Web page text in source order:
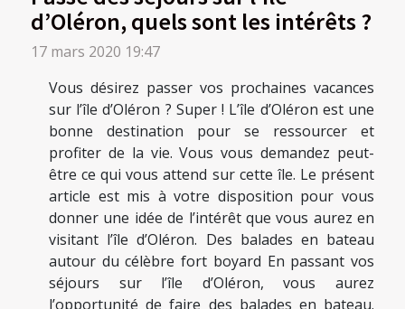
d’Oléron, quels sont les intérêts ?
17 mars 2020 19:47
Vous désirez passer vos prochaines vacances
sur l’île d’Oléron ? Super ! L’île d’Oléron est une
bonne destination pour se ressourcer et
profiter de la vie. Vous vous demandez peut-
être ce qui vous attend sur cette île. Le présent
article est mis à votre disposition pour vous
donner une idée de l’intérêt que vous aurez en
visitant l’île d’Oléron. Des balades en bateau
autour du célèbre fort boyard En passant vos
séjours sur l’île d’Oléron, vous aurez
l’opportunité de faire des balades en bateau.